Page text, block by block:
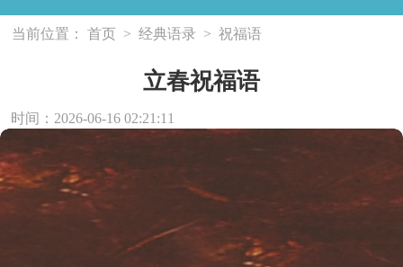
当前位置： 首页 > 经典语录 > 祝福语
立春祝福语
时间：2026-06-16 02:21:11